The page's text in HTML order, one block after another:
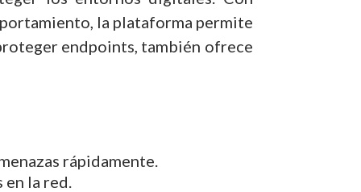
la plataforma permite
endpoints, también ofrece
rápidamente.
en la red.